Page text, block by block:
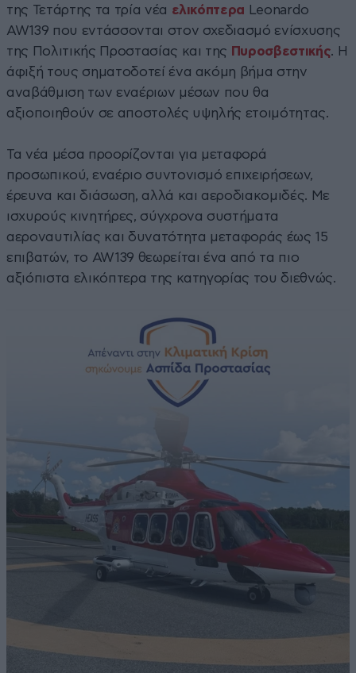
της Τετάρτης τα τρία νέα ελικόπτερα Leonardo
AW139 που εντάσσονται στον σχεδιασμό ενίσχυσης
της Πολιτικής Προστασίας και της Πυροσβεστικής. Η
άφιξή τους σηματοδοτεί ένα ακόμη βήμα στην
αναβάθμιση των εναέριων μέσων που θα
αξιοποιηθούν σε αποστολές υψηλής ετοιμότητας.
Τα νέα μέσα προορίζονται για μεταφορά
προσωπικού, εναέριο συντονισμό επιχειρήσεων,
έρευνα και διάσωση, αλλά και αεροδιακομιδές. Με
ισχυρούς κινητήρες, σύγχρονα συστήματα
αεροναυτιλίας και δυνατότητα μεταφοράς έως 15
επιβατών, το AW139 θεωρείται ένα από τα πιο
αξιόπιστα ελικόπτερα της κατηγορίας του διεθνώς.